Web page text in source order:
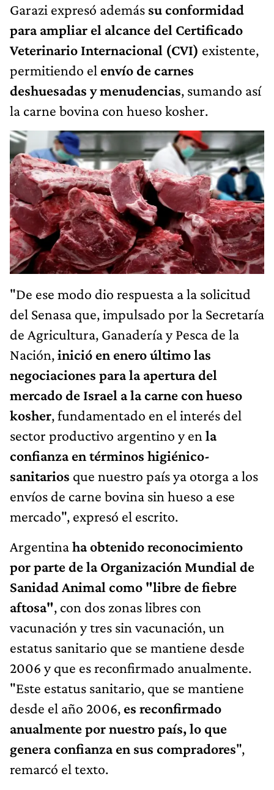
Garazi expresó además su conformidad
para ampliar el alcance del Certificado
Veterinario Internacional (CVI) existente,
permitiendo el envío de carnes
deshuesadas y menudencias, sumando así
la carne bovina con hueso kosher.
"De ese modo dio respuesta a la solicitud
del Senasa que, impulsado por la Secretaría
de Agricultura, Ganadería y Pesca de la
Nación,inició en enero último las
negociaciones para la apertura del
mercado de Israel a la carne con hueso
kosher, fundamentado en el interés del
sector productivo argentino y en la
confianza en términos higiénico-
sanitarios que nuestro país ya otorga a los
envíos de carne bovina sin hueso a ese
mercado", expresó el escrito.
Argentinaha obtenido reconocimiento
por parte de la Organización Mundial de
Sanidad Animal como "libre de fiebre
aftosa", con dos zonas libres con
vacunación y tres sin vacunación, un
estatus sanitario que se mantiene desde
2006 y que es reconfirmado anualmente.
"Este estatus sanitario, que se mantiene
desde el año 2006, es reconfirmado
anualmente por nuestro país, lo que
genera confianza en sus compradores",
remarcó el texto.